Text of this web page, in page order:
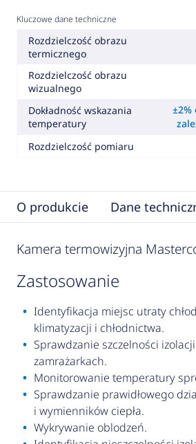
Kluczowe dane techniczne
Rozdzielczość obrazu
termicznego
Rozdzielczość obrazu
wizualnego
Dokładność wskazania
temperatury
±2%
Rozdzielczość pomiaru
O produkcie Dane
Kamera termowizyjna
zastosowanie
Identyfikacja miejsc utraty
klimatyzacji i chłodnictwa.
Sprawdzanie szczelności
zamrażarkach.
Monitorowanie temperatury
Sprawdzanie prawidłowego
i wymienników ciepła.
Wykrywanie oblodzeń.